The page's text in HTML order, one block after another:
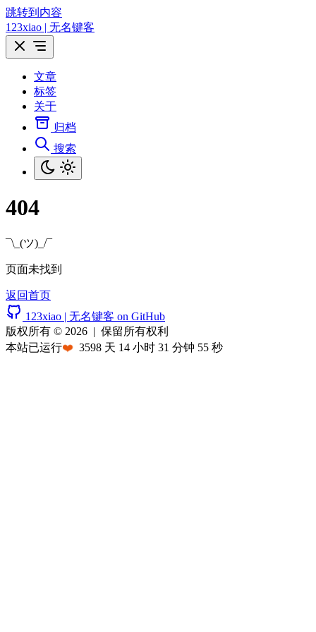
跳转到内容
123xiao | 无名键客
文章
标签
关于
归档
搜索
404
¯\_(ツ)_/¯
页面未找到
返回首页
123xiao | 无名键客 on GitHub
版权所有 © 2026 | 保留所有权利
本站已运行❤️ 3598 天 14 小时 31 分钟 55 秒